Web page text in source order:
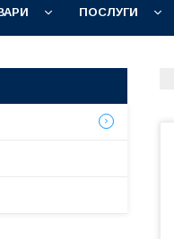
ПОСЛУГИ